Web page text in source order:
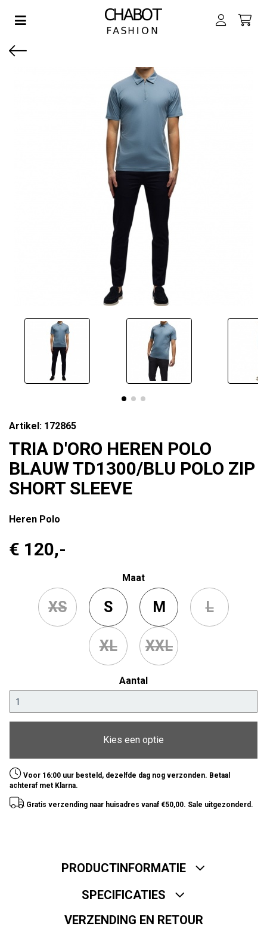
SUBMENU (DAMES)
SUBMENU (HEREN)
SUBMENU (JONGENS)
SUBMENU (MEISJES)
Toggle navigation
Artikel: 172865
TRIA D'ORO HEREN POLO
BLAUW TD1300/BLU POLO ZIP
SHORT SLEEVE
Heren Polo
€ 120,-
Maat
XS S M L
XL XXL
Aantal
Kies een optie
Voor 16:00 uur besteld, dezelfde dag nog verzonden. Betaal
achteraf met Klarna.
Gratis verzending naar huisadres vanaf €50,00. Sale uitgezonderd.
PRODUCTINFORMATIE
SPECIFICATIES
VERZENDING EN RETOUR